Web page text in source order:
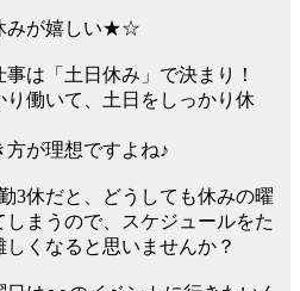
が嬉しい★☆
は「土日休み」で決まり！
り働いて、土日をしっかり休
方が理想ですよね♪
3休だと、どうしても休みの曜
しまうので、スケジュールをた
しくなると思いませんか？